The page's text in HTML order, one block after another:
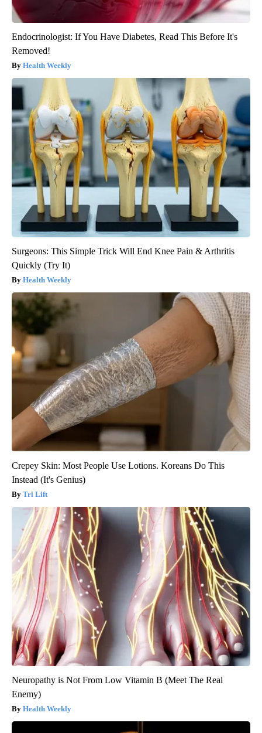
Endocrinologist: If You Have Diabetes, Read This Before It's
Removed!
Health Weekly
Surgeons: This Simple Trick Will End Knee Pain & Arthritis
Quickly (Try It)
Health Weekly
Crepey Skin: Most People Use Lotions. Koreans Do This
Instead (It's Genius)
Tri Lift
Neuropathy is Not From Low Vitamin B (Meet The Real
Enemy)
Health Weekly